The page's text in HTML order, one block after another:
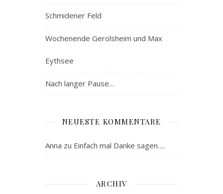
Schmidener Feld
Wochenende Gerolsheim und Max
Eythsee
Nach langer Pause…
NEUESTE KOMMENTARE
Anna zu Einfach mal Danke sagen….
ARCHIV